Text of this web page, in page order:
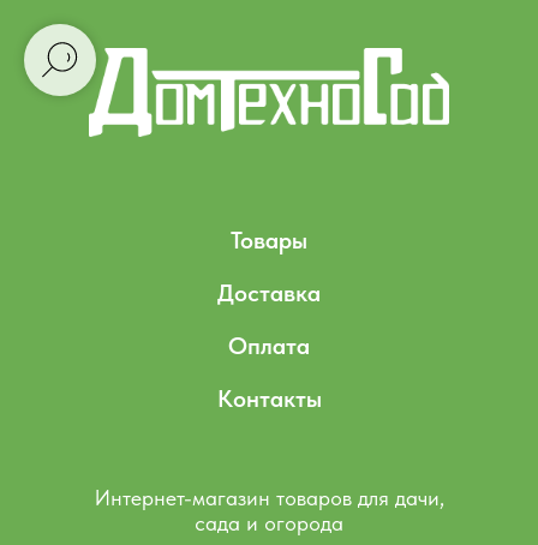
Товары
Доставка
Оплата
Контакты
Интернет-магазин товаров для дачи,
сада и огорода